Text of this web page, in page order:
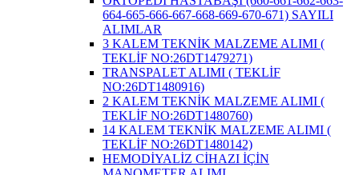
664-665-666-667-668-669-670-671) SAYILI
ALIMLAR
3 KALEM TEKNİK MALZEME ALIMI (
TEKLİF NO:26DT1479271)
TRANSPALET ALIMI ( TEKLİF
NO:26DT1480916)
2 KALEM TEKNİK MALZEME ALIMI (
TEKLİF NO:26DT1480760)
14 KALEM TEKNİK MALZEME ALIMI (
TEKLİF NO:26DT1480142)
HEMODİYALİZ CİHAZI İÇİN